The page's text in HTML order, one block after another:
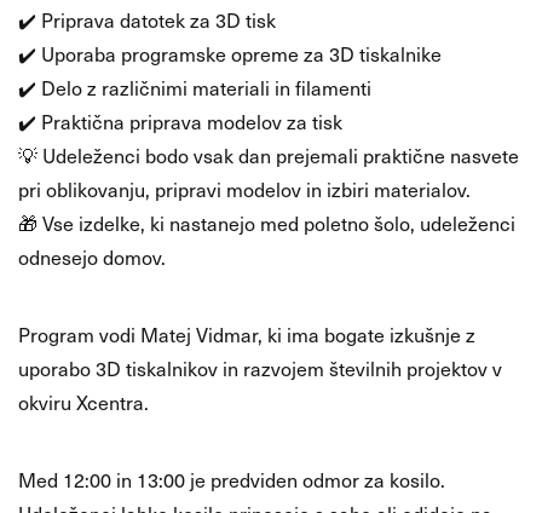
✔️ Priprava datotek za 3D tisk
✔️ Uporaba programske opreme za 3D tiskalnike
✔️ Delo z različnimi materiali in filamenti
✔️ Praktična priprava modelov za tisk
💡 Udeleženci bodo vsak dan prejemali praktične nasvete
pri oblikovanju, pripravi modelov in izbiri materialov.
🎁 Vse izdelke, ki nastanejo med poletno šolo, udeleženci
odnesejo domov.
Program vodi Matej Vidmar, ki ima bogate izkušnje z
uporabo 3D tiskalnikov in razvojem številnih projektov v
okviru Xcentra.
Med 12:00 in 13:00 je predviden odmor za kosilo.